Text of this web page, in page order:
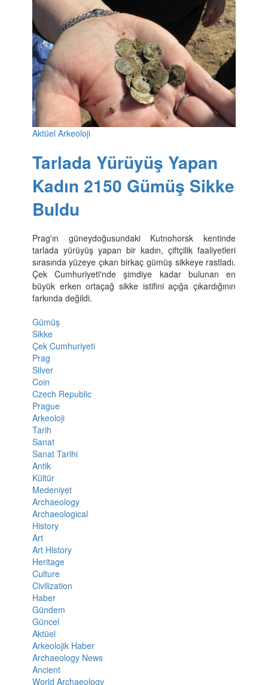
Aktüel Arkeoloji
Tarlada Yürüyüş Yapan
Kadın 2150 Gümüş Sikke
Buldu
Prag'ın güneydoğusundaki Kutnohorsk kentinde
tarlada yürüyüş yapan bir kadın, çiftçilik faaliyetleri
sırasında yüzeye çıkan birkaç gümüş sikkeye rastladı.
Çek Cumhuriyeti'nde şimdiye kadar bulunan en
büyük erken ortaçağ sikke istifini açığa çıkardığının
farkında değildi.
Gümüş
Sikke
Çek Cumhuriyeti
Prag
Silver
Coin
Czech Republic
Prague
Arkeoloji
Tarih
Sanat
Sanat Tarihi
Antik
Kültür
Medeniyet
Archaeology
Archaeological
History
Art
Art History
Heritage
Culture
Civilization
Haber
Gündem
Güncel
Aktüel
Arkeolojik Haber
Archaeology News
Ancient
World Archaeology